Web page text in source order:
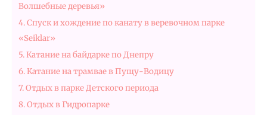
Волшебные деревья»
4. Спуск и хождение по канату в веревочном парке
«Seiklar»
5. Катание на байдарке по Днепру
6. Катание на трамвае в Пущу-Водицу
7. Отдых в парке Детского периода
8. Отдых в Гидропарке